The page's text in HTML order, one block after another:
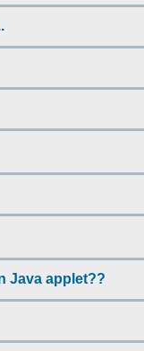
Java applet??